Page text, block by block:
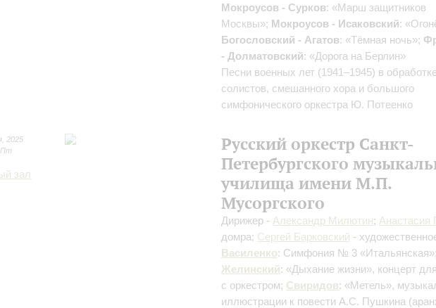
Мокроусов - Сурков: «Марш защитников
Москвы»; Мокроусов - Исаковский:
Богословский - Агатов: «Тёмная ночь»;
- Долматовский: «Дорога на Берлин»
Песни военных лет (1941–1945) в
солистов, смешанного хора и большого
симфонического оркестра Ю. Потеенко
2025
Пт
зал
Русский оркестр Санкт-
Петербургского
училища имени М.П.
Мусоргского
Дирижер - Александр Милютин; Анастасия
домра; Сергей Барковский -
Василенко: Симфония № 3 «Итальянская»;
Желинский: «Дыхание жизни», концерт
с оркестром; Свиридов: «Метель»,
иллюстрации к повести А.С. Пушкина